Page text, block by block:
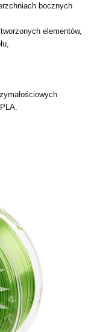
bocznych
elementów,